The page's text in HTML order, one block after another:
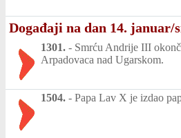
Događaji na dan 14. januar/
1301. - Smrću Andrije III
Arpadovaca nad Ugarskom.
1504. - Papa Lav X je izdao